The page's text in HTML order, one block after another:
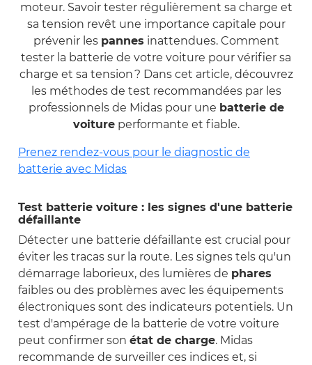
moteur. Savoir tester régulièrement sa charge et
sa tension revêt une importance capitale pour
prévenir les pannes inattendues. Comment
tester la batterie de votre voiture pour vérifier sa
charge et sa tension ? Dans cet article, découvrez
les méthodes de test recommandées par les
professionnels de Midas pour une batterie de
voitureperformante et fiable.
Prenez rendez-vous pour le diagnostic de
batterie avec Midas
Test batterie voiture : les signes d'une batterie
défaillante
Détecter une batterie défaillante est crucial pour
éviter les tracas sur la route. Les signes tels qu'un
démarrage laborieux, des lumières de phares
faibles ou des problèmes avec les équipements
électroniques sont des indicateurs potentiels. Un
test d'ampérage de la batterie de votre voiture
peut confirmer son état de charge. Midas
recommande de surveiller ces indices et, si